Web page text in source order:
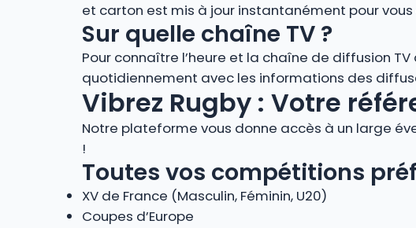
et carton est mis à jour instantanément pour
Sur quelle chaîne TV ?
Pour connaître l’heure et la chaîne de diffusion TV
quotidiennement avec les informations des
Vibrez Rugby : Votre
Notre plateforme vous donne accès à un large
!
Toutes vos compétitions
XV de France (Masculin, Féminin, U20)
Coupes d’Europe